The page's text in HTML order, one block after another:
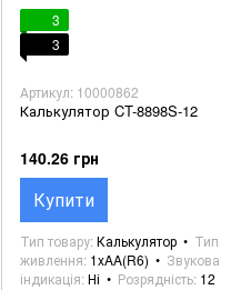
3
3
Артикул: 10000862
Калькулятор CT-8898S-12
140.26 грн
Купити
Тип товару Калькулятор
Тип
живлення 1xAA(R6)
Звукова
індикація Ні Розрядність 12